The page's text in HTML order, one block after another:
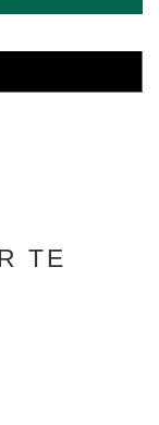
TE